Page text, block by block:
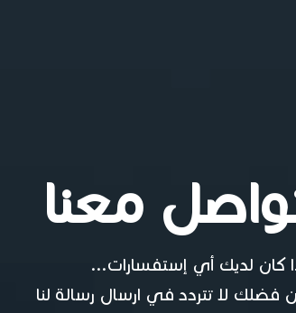
معنا
كان لديك أي إستفسارات...
فضلك لا تتردد في ارسال رسالة لنا